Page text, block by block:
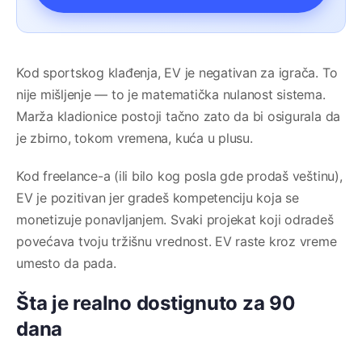
Kod sportskog klađenja, EV je negativan za igrača. To
nije mišljenje — to je matematička nulanost sistema.
Marža kladionice postoji tačno zato da bi osigurala da
je zbirno, tokom vremena, kuća u plusu.
Kod freelance-a (ili bilo kog posla gde prodaš veštinu),
EV je pozitivan jer gradeš kompetenciju koja se
monetizuje ponavljanjem. Svaki projekat koji odradeš
povećava tvoju tržišnu vrednost. EV raste kroz vreme
umesto da pada.
Šta je realno dostignuto za 90
dana